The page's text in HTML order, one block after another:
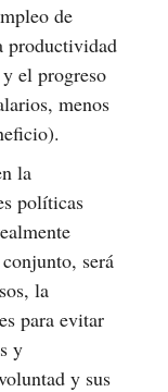
de
productividad
el progreso
menos
la
políticas
será
la
para evitar
y
y sus